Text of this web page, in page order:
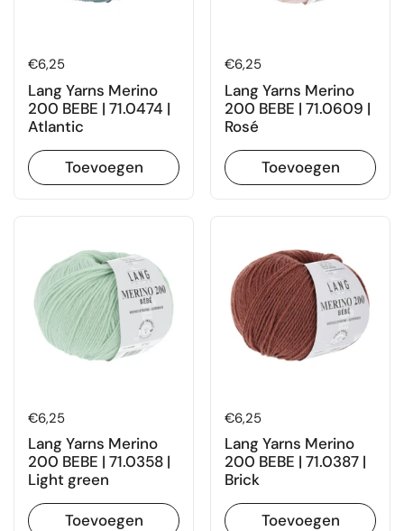
Prijs:
€6,25
Lang Yarns Merino
200 BEBE | 71.0474 |
Atlantic
Toevoegen
Prijs:
€6,25
Lang Yarns Merino
200 BEBE | 71.0609 |
Rosé
Toevoegen
Prijs:
€6,25
Lang Yarns Merino
200 BEBE | 71.0358 |
Light green
Toevoegen
Prijs:
€6,25
Lang Yarns Merino
200 BEBE | 71.0387 |
Brick
Toevoegen